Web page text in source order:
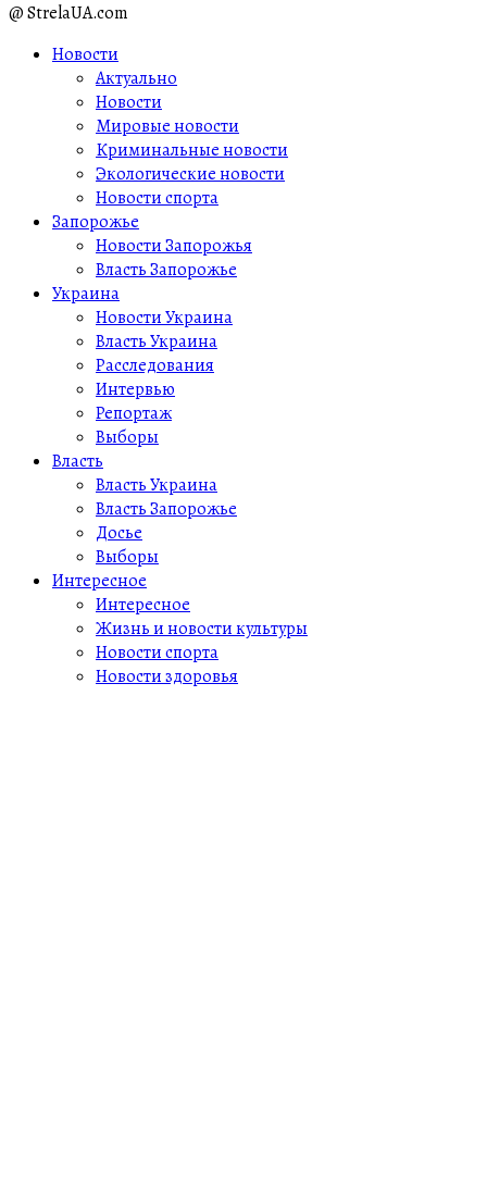
@ StrelaUA.com
Новости
Актуально
Новости
Мировые новости
Криминальные новости
Экологические новости
Новости спорта
Запорожье
Новости Запорожья
Власть Запорожье
Украина
Новости Украина
Власть Украина
Расследования
Интервью
Репортаж
Выборы
Власть
Власть Украина
Власть Запорожье
Досье
Выборы
Интересное
Интересное
Жизнь и новости культуры
Новости спорта
Новости здоровья